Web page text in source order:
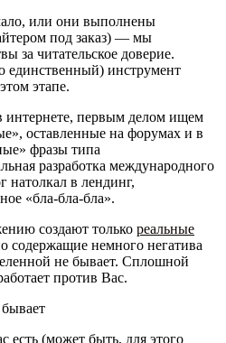
или они выполнены
под заказ) — мы
за читательское доверие.
инструмент
этапе.
интернете, первым делом ищем
оставленные на форумах и в
фразы типа
разработка международного
натолкал в лендинг,
«бла-бла-бла».
создают только реальные
содержащие немного негатива
не бывает. Сплошной
против Вас.
есть (может быть, для этого